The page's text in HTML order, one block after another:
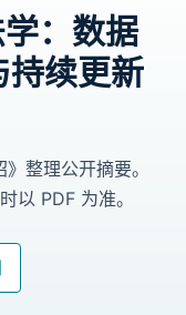
：数据
持续更新
整理公开摘要。
以 PDF 为准。